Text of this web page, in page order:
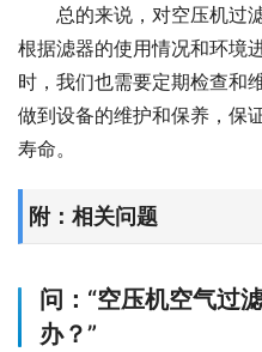
总的来说，对空压机过
根据滤器的使用情况和环境
时，我们也需要定期检查和
做到设备的维护和保养，保
寿命。
附：相关问题
问：“空压机空气过
办？”